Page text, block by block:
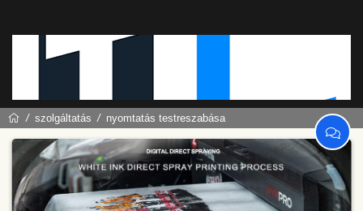
szolgáltatás nyomtatás testreszabása